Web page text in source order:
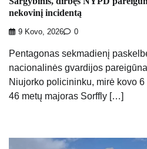
nekovinį incidentą
9 Kovo, 2026 0
Pentagonas sekmadienį
nacionalinės gvardijos
Niujorko policininku, mirė kovo
46 metų majoras Sorffly […]